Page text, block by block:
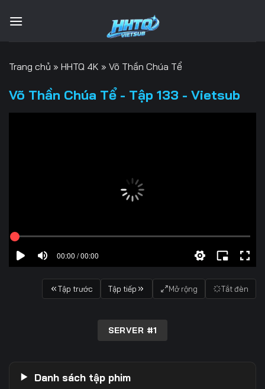
qua
Trang chủ » HHTQ 4K » Võ Thần Chúa Tể
Võ Thần Chúa Tể - Tập 133 - Vietsub
00:00 / 00:00
Tập trước Tập tiếp Mở rộng Tắt đèn
SERVER #1
Danh sách tập phim